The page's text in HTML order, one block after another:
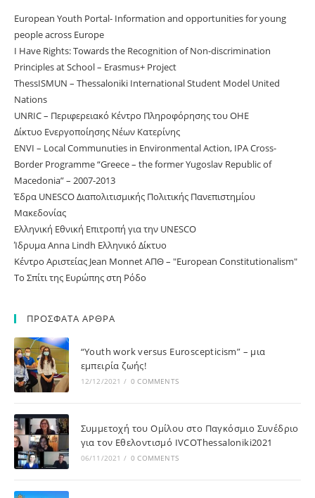
European Youth Portal- Information and opportunities for young
people across Europe
I Have Rights: Towards the Recognition of Non-discrimination
Principles at School – Erasmus+ Project
ThessISMUN – Thessaloniki International Student Model United
Nations
UNRIC – Περιφερειακό Κέντρο Πληροφόρησης του ΟΗΕ
Δίκτυο Ενεργοποίησης Νέων Κατερίνης
ΕNVI – Local Communuties in Environmental Action, IPA Cross-
Border Programme “Greece – the former Yugoslav Republic of
Macedonia” – 2007-2013
Έδρα UNESCO Διαπολιτισμικής Πολιτικής Πανεπιστημίου
Μακεδονίας
Ελληνική Εθνική Επιτροπή για την UNESCO
Ίδρυμα Anna Lindh Ελληνικό Δίκτυο
Κέντρο Αριστείας Jean Monnet ΑΠΘ – "European Constitutionalism"
Το Σπίτι της Ευρώπης στη Ρόδο
ΠΡΟΣΦΑΤΑ ΑΡΘΡΑ
“Youth work versus Euroscepticism” – μια
εμπειρία ζωής!
12/12/2021 / 0 COMMENTS
Συμμετοχή του Ομίλου στο Παγκόσμιο Συνέδριο
για τον Εθελοντισμό IVCOThessaloniki2021
06/11/2021 / 0 COMMENTS